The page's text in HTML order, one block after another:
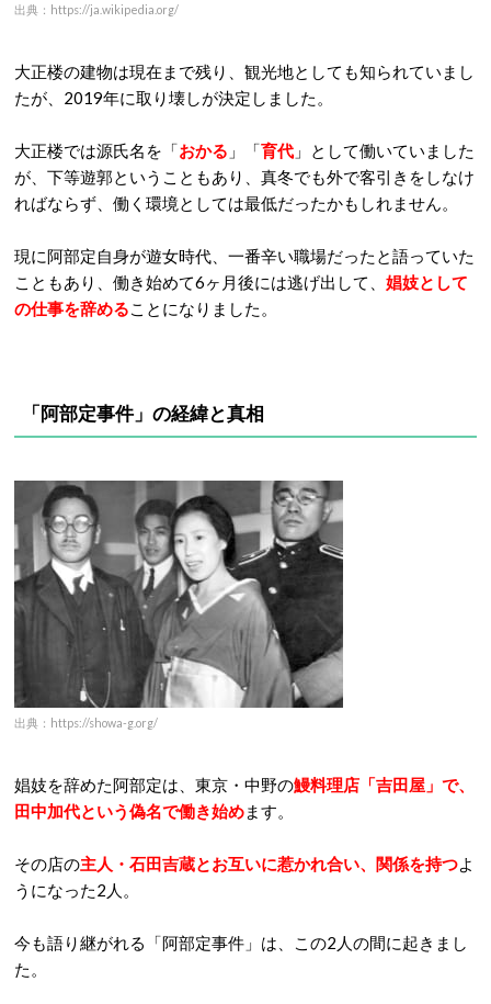
出典：https://ja.wikipedia.org/
大正楼の建物は現在まで残り、観光地としても知られていまし
たが、2019年に取り壊しが決定しました。
大正楼では源氏名を「おかる 」「育代 」として働いていました
が、下等遊郭ということもあり、真冬でも外で客引きをしなけ
ればならず、働く環境としては最低だったかもしれません。
現に阿部定自身が遊女時代、一番辛い職場だったと語っていた
こともあり、働き始めて6ヶ月後には逃げ出して、 娼妓として
の仕事を辞める ことになりました。
「阿部定事件」の経緯と真相
出典：https://showa-g.org/
娼妓を辞めた阿部定は、東京・中野の鰻料理店「吉田屋」で、
田中加代という偽名で働き始めます。
その店の主人・石田吉蔵とお互いに惹かれ合い、関係を持つ よ
うになった2人。
今も語り継がれる「阿部定事件」は、この2人の間に起きまし
た。